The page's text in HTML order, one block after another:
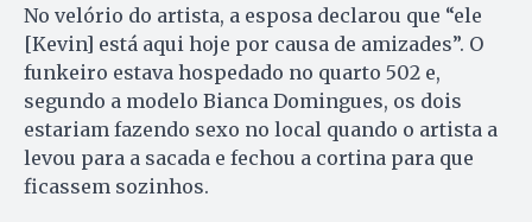
No velório do artista, a esposa declarou que “ele
[Kevin] está aqui hoje por causa de amizades”. O
funkeiro estava hospedado no quarto 502 e,
segundo a modelo Bianca Domingues, os dois
estariam fazendo sexo no local quando o artista a
levou para a sacada e fechou a cortina para que
ficassem sozinhos.